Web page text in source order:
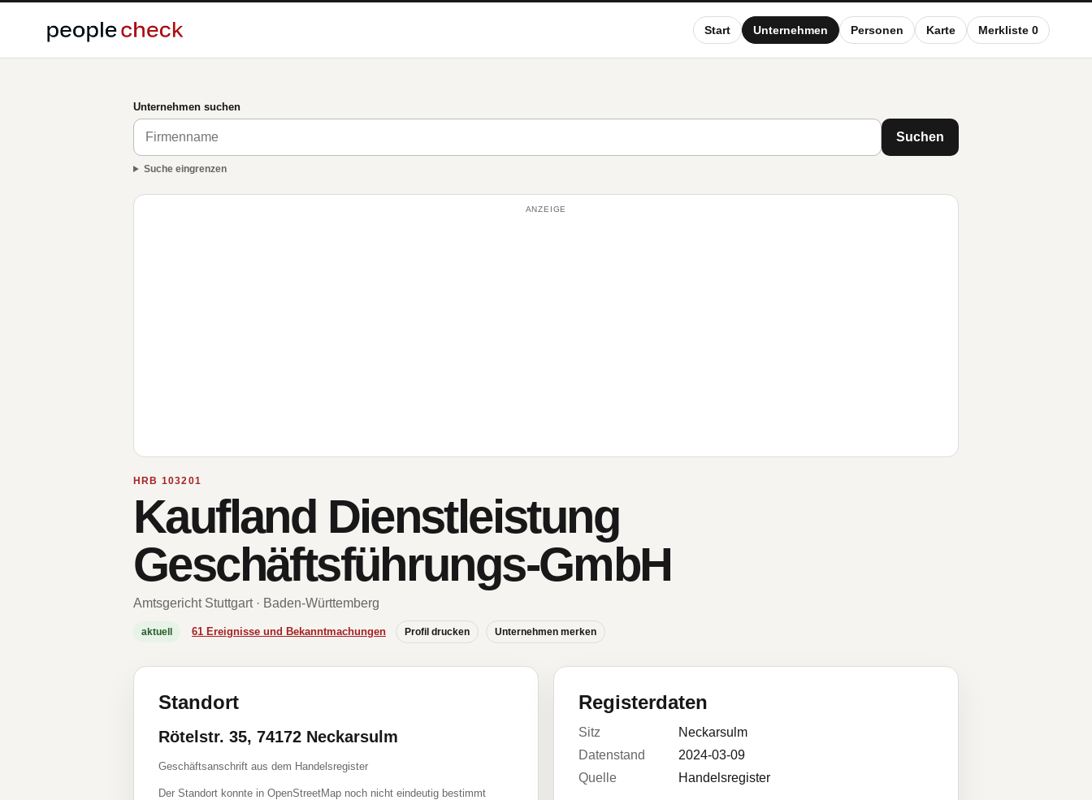
Start Unternehmen Personen Karte Merkliste 0
Unternehmen suchen
Suchen
Suche eingrenzen
ANZEIGE
HRB 103201
Kaufland Dienstleistung
Geschäftsführungs-GmbH
Amtsgericht Stuttgart · Baden-Württemberg
aktuell 61 Ereignisse und Bekanntmachungen Profil drucken Unternehmen merken
Standort
Rötelstr. 35, 74172 Neckarsulm
Geschäftsanschrift aus dem Handelsregister
Der Standort konnte in OpenStreetMap noch nicht eindeutig bestimmt
Registerdaten
Sitz
Neckarsulm
Datenstand
2024-03-09
Quelle
Handelsregister